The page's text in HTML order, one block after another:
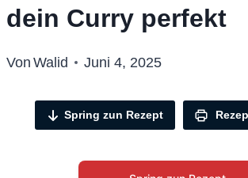
dein Curry perfekt
Von Walid Juni 4, 2025
Spring zun Rezept